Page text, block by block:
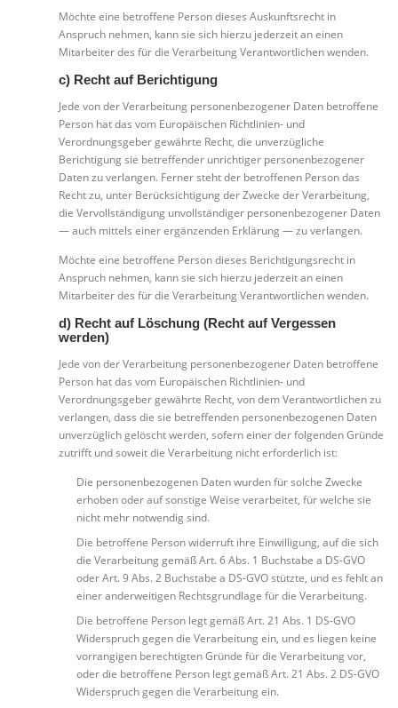
Möchte eine betroffene Person dieses Auskunftsrecht in
Anspruch nehmen, kann sie sich hierzu jederzeit an einen
Mitarbeiter des für die Verarbeitung Verantwortlichen wenden.
c) Recht auf Berichtigung
Jede von der Verarbeitung personenbezogener Daten betroffene
Person hat das vom Europäischen Richtlinien- und
Verordnungsgeber gewährte Recht, die unverzügliche
Berichtigung sie betreffender unrichtiger personenbezogener
Daten zu verlangen. Ferner steht der betroffenen Person das
Recht zu, unter Berücksichtigung der Zwecke der Verarbeitung,
die Vervollständigung unvollständiger personenbezogener Daten
— auch mittels einer ergänzenden Erklärung — zu verlangen.
Möchte eine betroffene Person dieses Berichtigungsrecht in
Anspruch nehmen, kann sie sich hierzu jederzeit an einen
Mitarbeiter des für die Verarbeitung Verantwortlichen wenden.
d) Recht auf Löschung (Recht auf Vergessen
werden)
Jede von der Verarbeitung personenbezogener Daten betroffene
Person hat das vom Europäischen Richtlinien- und
Verordnungsgeber gewährte Recht, von dem Verantwortlichen zu
verlangen, dass die sie betreffenden personenbezogenen Daten
unverzüglich gelöscht werden, sofern einer der folgenden Gründe
zutrifft und soweit die Verarbeitung nicht erforderlich ist:
Die personenbezogenen Daten wurden für solche Zwecke
erhoben oder auf sonstige Weise verarbeitet, für welche sie
nicht mehr notwendig sind.
Die betroffene Person widerruft ihre Einwilligung, auf die sich
die Verarbeitung gemäß Art. 6 Abs. 1 Buchstabe a DS-GVO
oder Art. 9 Abs. 2 Buchstabe a DS-GVO stützte, und es fehlt an
einer anderweitigen Rechtsgrundlage für die Verarbeitung.
Die betroffene Person legt gemäß Art. 21 Abs. 1 DS-GVO
Widerspruch gegen die Verarbeitung ein, und es liegen keine
vorrangigen berechtigten Gründe für die Verarbeitung vor,
oder die betroffene Person legt gemäß Art. 21 Abs. 2 DS-GVO
Widerspruch gegen die Verarbeitung ein.